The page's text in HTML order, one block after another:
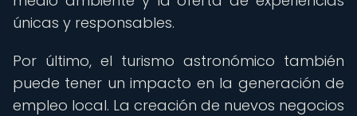
únicas y responsables.
Por último, el turismo astronómico también
puede tener un impacto en la generación de
empleo local. La creación de nuevos negocios